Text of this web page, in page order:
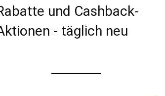
und Cashback-
- täglich neu